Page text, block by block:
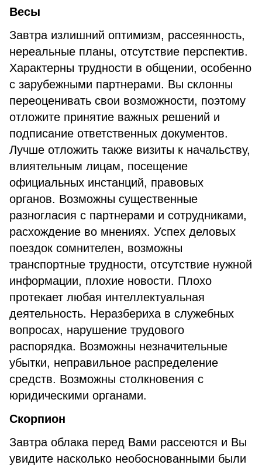
Весы
Завтра излишний оптимизм, рассеянность,
нереальные планы, отсутствие перспектив.
Характерны трудности в общении, особенно
с зарубежными партнерами. Вы склонны
переоценивать свои возможности, поэтому
отложите принятие важных решений и
подписание ответственных документов.
Лучше отложить также визиты к начальству,
влиятельным лицам, посещение
официальных инстанций, правовых
органов. Возможны существенные
разногласия с партнерами и сотрудниками,
расхождение во мнениях. Успех деловых
поездок сомнителен, возможны
транспортные трудности, отсутствие нужной
информации, плохие новости. Плохо
протекает любая интеллектуальная
деятельность. Неразбериха в служебных
вопросах, нарушение трудового
распорядка. Возможны незначительные
убытки, неправильное распределение
средств. Возможны столкновения с
юридическими органами.
Скорпион
Завтра облака перед Вами рассеются и Вы
увидите насколько необоснованными были